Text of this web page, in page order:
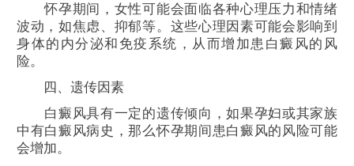
怀孕期间，女性可能会面临各种心理压力和情绪
波动，如焦虑、抑郁等。这些心理因素可能会影响到
身体的内分泌和免疫系统，从而增加患白癜风的风
险。
四、遗传因素
白癜风具有一定的遗传倾向，如果孕妇或其家族
中有白癜风病史，那么怀孕期间患白癜风的风险可能
会增加。